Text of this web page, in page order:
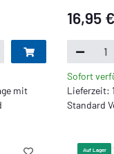
mit
16,95 €
Sofort
Lieferzeit:
Standard
Auf Lager